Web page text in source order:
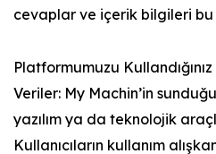
cevaplar ve içerik bilgileri
Platformumuzu
Veriler: My Machin’in
yazılım ya da teknolojik
Kullanıcıların kullanım